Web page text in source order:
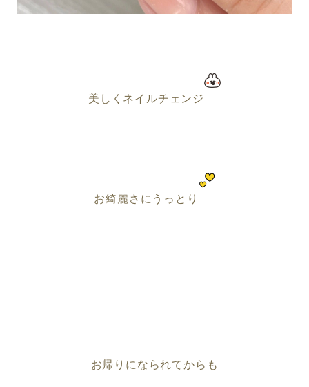
美しくネイルチェンジ
お綺麗さにうっとり
お帰りになられてからも